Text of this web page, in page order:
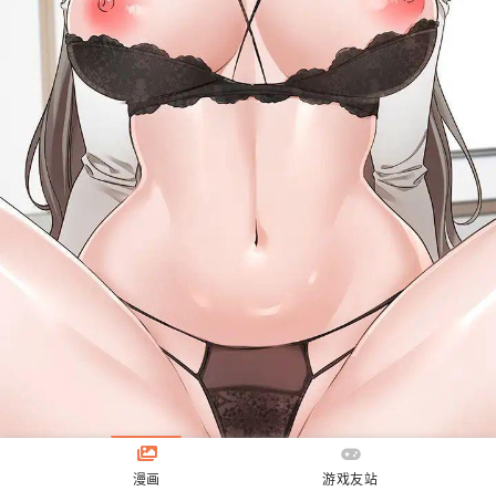
漫画 游戏友站